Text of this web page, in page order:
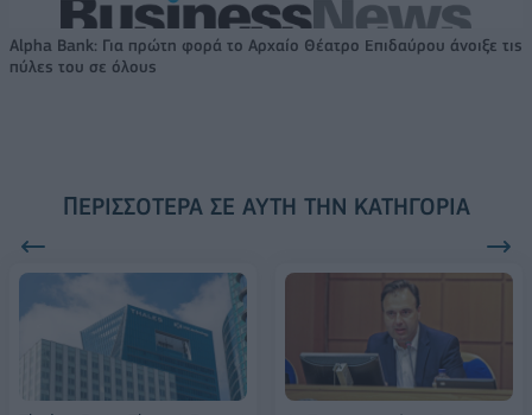
Alpha Bank: Για πρώτη φορά το Αρχαίο Θέατρο Επιδαύρου άνοιξε τις
πύλες του σε όλους
ΠΕΡΙΣΣΌΤΕΡΑ ΣΕ ΑΥΤΉ ΤΗΝ ΚΑΤΗΓΟΡΊΑ